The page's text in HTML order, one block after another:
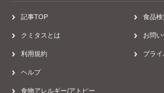
病院